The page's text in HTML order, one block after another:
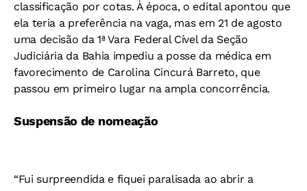
classificação por cotas. À época, o edital apontou que
ela teria a preferência na vaga, mas em 21 de agosto
uma decisão da 1ª Vara Federal Cível da Seção
Judiciária da Bahia impediu a posse da médica em
favorecimento de Carolina Cincurá Barreto, que
passou em primeiro lugar na ampla concorrência.
Suspensão de nomeação
“Fui surpreendida e fiquei paralisada ao abrir a